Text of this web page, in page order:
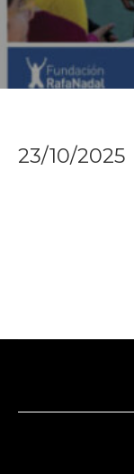
23/10/2025